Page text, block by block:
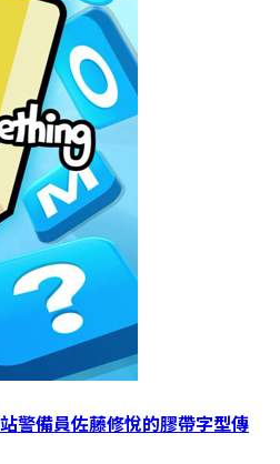
警備員佐藤修悅的膠帶字型傳